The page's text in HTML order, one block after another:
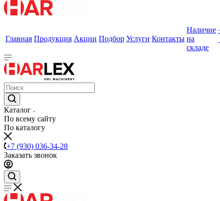
Главная Продукция Акции Подбор Услуги Контакты
Наличие
на
складе
Каталог
По всему сайту
По каталогу
+7 (930) 036-34-28
Заказать звонок